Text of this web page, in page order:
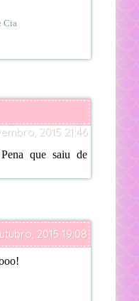
Cia
2015 21:46
que saiu de
2015 19:08